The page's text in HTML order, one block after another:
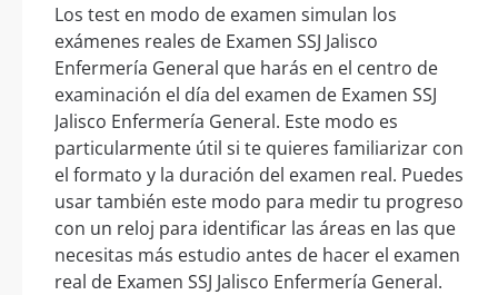
Los test en modo de examen simulan los
exámenes reales de Examen SSJ Jalisco
Enfermería General que harás en el centro de
examinación el día del examen de Examen SSJ
Jalisco Enfermería General. Este modo es
particularmente útil si te quieres familiarizar con
el formato y la duración del examen real. Puedes
usar también este modo para medir tu progreso
con un reloj para identificar las áreas en las que
necesitas más estudio antes de hacer el examen
real de Examen SSJ Jalisco Enfermería General.